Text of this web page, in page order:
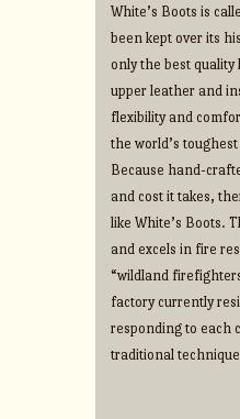
White’s Boots is
been kept over its
only the best quality
upper leather and
flexibility and
the world’s
Because hand-
and cost it takes,
like White’s Boots.
and excels in fire
“wildland
factory currently
responding to each
traditional